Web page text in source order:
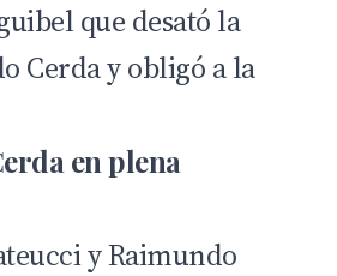
que desató la
Cerda y obligó a la
en plena
yRaimundo